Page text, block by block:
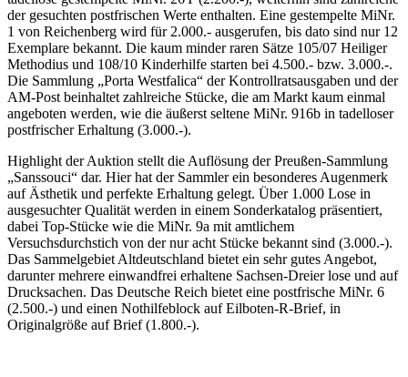
der gesuchten postfrischen Werte enthalten. Eine gestempelte MiNr.
1 von Reichenberg wird für 2.000.- ausgerufen, bis dato sind nur 12
Exemplare bekannt. Die kaum minder raren Sätze 105/07 Heiliger
Methodius und 108/10 Kinderhilfe starten bei 4.500.- bzw. 3.000.-.
Die Sammlung „Porta Westfalica“ der Kontrollratsausgaben und der
AM-Post beinhaltet zahlreiche Stücke, die am Markt kaum einmal
angeboten werden, wie die äußerst seltene MiNr. 916b in tadelloser
postfrischer Erhaltung (3.000.-).
Highlight der Auktion stellt die Auflösung der Preußen-Sammlung
„Sanssouci“ dar. Hier hat der Sammler ein besonderes Augenmerk
auf Ästhetik und perfekte Erhaltung gelegt. Über 1.000 Lose in
ausgesuchter Qualität werden in einem Sonderkatalog präsentiert,
dabei Top-Stücke wie die MiNr. 9a mit amtlichem
Versuchsdurchstich von der nur acht Stücke bekannt sind (3.000.-).
Das Sammelgebiet Altdeutschland bietet ein sehr gutes Angebot,
darunter mehrere einwandfrei erhaltene Sachsen-Dreier lose und auf
Drucksachen. Das Deutsche Reich bietet eine postfrische MiNr. 6
(2.500.-) und einen Nothilfeblock auf Eilboten-R-Brief, in
Originalgröße auf Brief (1.800.-).